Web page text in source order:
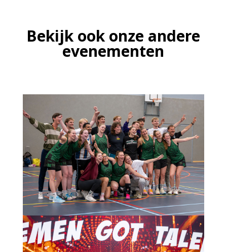
Bekijk ook onze andere
evenementen